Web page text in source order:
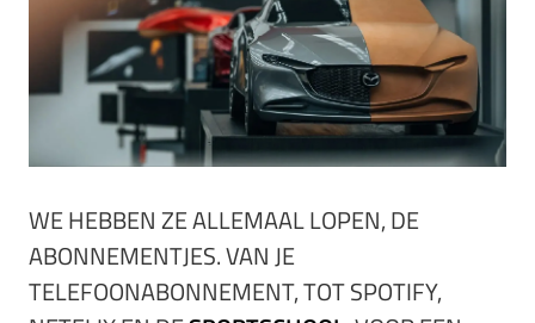
WE HEBBEN ZE ALLEMAAL LOPEN, DE
ABONNEMENTJES. VAN JE
TELEFOONABONNEMENT, TOT SPOTIFY,